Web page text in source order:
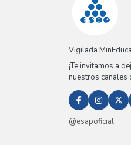
Vigilada
¡Te invitamos a
nuestros canales
@esapoficial